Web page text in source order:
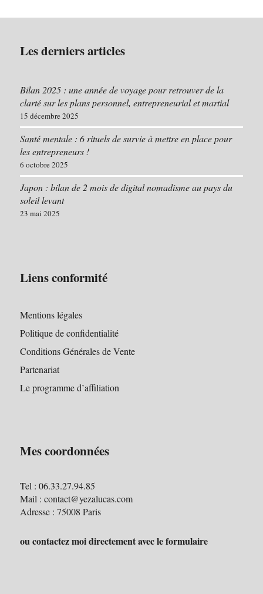
Les derniers articles
Bilan 2025 : une année de voyage pour retrouver de la
clarté sur les plans personnel, entrepreneurial et martial
15 décembre 2025
Santé mentale : 6 rituels de survie à mettre en place pour
les entrepreneurs !
6 octobre 2025
Japon : bilan de 2 mois de digital nomadisme au pays du
soleil levant
23 mai 2025
Liens conformité
Mentions légales
Politique de confidentialité
Conditions Générales de Vente
Partenariat
Le programme d’affiliation
Mes coordonnées
Tel : 06.33.27.94.85
Mail : contact@yezalucas.com
Adresse : 75008 Paris
ou contactez moi directement avec le formulaire